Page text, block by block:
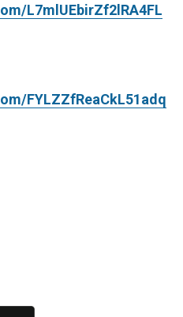
L7mlUEbirZf2lRA4FL
FYLZZfReaCkL51adq